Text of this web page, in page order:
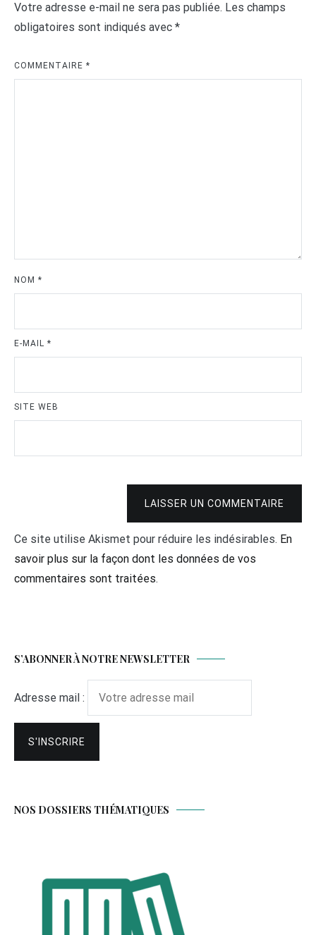
Votre adresse e-mail ne sera pas publiée. Les champs
obligatoires sont indiqués avec *
COMMENTAIRE *
NOM *
E-MAIL *
SITE WEB
LAISSER UN COMMENTAIRE
Ce site utilise Akismet pour réduire les indésirables. En
savoir plus sur la façon dont les données de vos
commentaires sont traitées.
S’ABONNER À NOTRE NEWSLETTER
Adresse mail :
NOS DOSSIERS THÉMATIQUES